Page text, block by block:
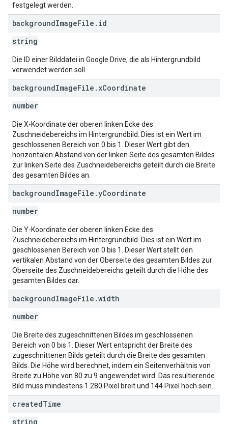
festgelegt werden.
backgroundImageFile . id
string
Die ID einer Bilddatei in Google Drive, die als Hintergrundbild
verwendet werden soll.
backgroundImageFile . xCoordinate
number
Die X-Koordinate der oberen linken Ecke des
Zuschneidebereichs im Hintergrundbild. Dies ist ein Wert im
geschlossenen Bereich von 0 bis 1. Dieser Wert gibt den
horizontalen Abstand von der linken Seite des gesamten Bildes
zur linken Seite des Zuschneidebereichs geteilt durch die Breite
des gesamten Bildes an.
backgroundImageFile .yCoordinate
number
Die Y-Koordinate der oberen linken Ecke des
Zuschneidebereichs im Hintergrundbild. Dies ist ein Wert im
geschlossenen Bereich von 0 bis 1. Dieser Wert stellt den
vertikalen Abstand von der Oberseite des gesamten Bildes zur
Oberseite des Zuschneidebereichs geteilt durch die Höhe des
gesamten Bildes dar.
backgroundImageFile .width
number
Die Breite des zugeschnittenen Bildes im geschlossenen
Bereich von 0 bis 1. Dieser Wert entspricht der Breite des
zugeschnittenen Bilds geteilt durch die Breite des gesamten
Bilds. Die Höhe wird berechnet, indem ein Seitenverhältnis von
Breite zu Höhe von 80 zu 9 angewendet wird. Das resultierende
Bild muss mindestens 1.280 Pixel breit und 144 Pixel hoch sein.
createdTime
string